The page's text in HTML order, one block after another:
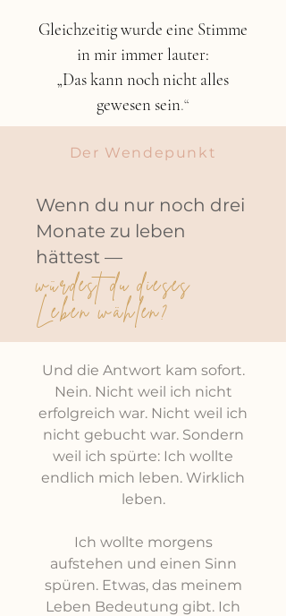
Gleichzeitig wurde eine Stimme
in mir immer lauter:
„Das kann noch nicht alles
gewesen sein.“
Der Wendepunkt
Wenn du nur noch drei
Monate zu leben
hättest —
würdest dudieses
Leben wählen?
Und die Antwort kam sofort.
Nein. Nicht weil ich nicht
erfolgreich war. Nicht weil ich
nicht gebucht war. Sondern
weil ich spürte: Ich wollte
endlich mich leben. Wirklich
leben.
Ich wollte morgens
aufstehen und einen Sinn
spüren. Etwas, das meinem
Leben Bedeutung gibt. Ich